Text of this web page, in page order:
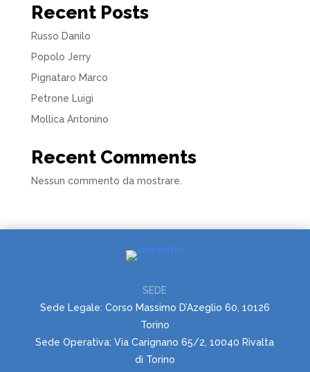
Recent Posts
Russo Danilo
Popolo Jerry
Pignataro Marco
Petrone Luigi
Mollica Antonino
Recent Comments
Nessun commento da mostrare.
SEDE
Sede Legale: Corso Massimo D’Azeglio 60, 10126
Torino
Sede Operativa: Via Carignano 65/2, 10040 Rivalta
di Torino